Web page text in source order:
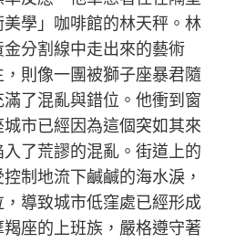
學」咖啡館的林天秤。林
分割線中走出來的藝術
則像一團被獅子座暴君隨
了混亂與錯位。他衝到窗
市已經因為這個突如其來
了荒謬的混亂。街道上的
制地流下鹹鹹的海水淚，
導致城市低窪處已經形成
座的上班族，嚴格遵守著